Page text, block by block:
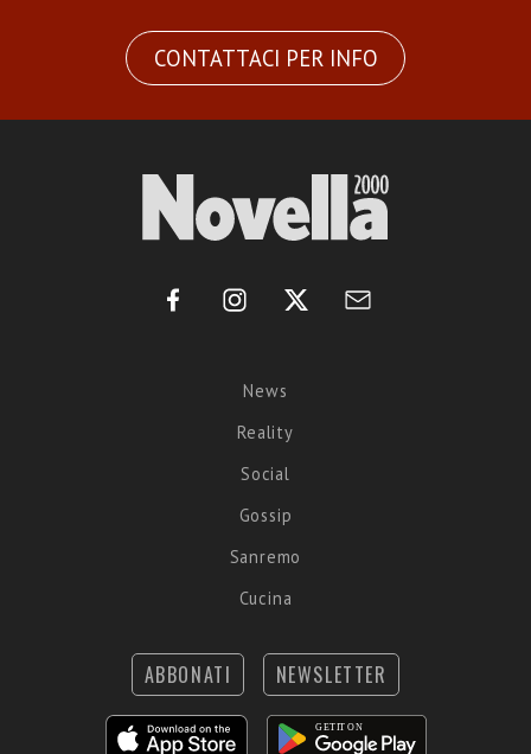
CONTATTACI PER INFO
News
Reality
Social
Gossip
Sanremo
Cucina
ABBONATI NEWSLETTER